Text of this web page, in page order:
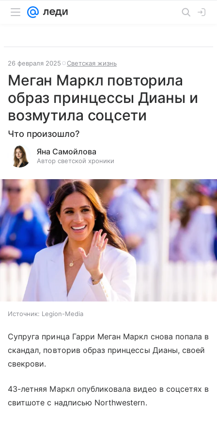
26 февраля 2025 Светская жизнь
Меган Маркл повторила
образ принцессы Дианы и
возмутила соцсети
Что произошло?
Яна Самойлова
Автор светской хроники
Источник: Legion-Media
Супруга принца Гарри Меган Маркл снова попала в
скандал, повторив образ принцессы Дианы, своей
свекрови.
43-летняя Маркл опубликовала видео в соцсетях в
свитшоте с надписью Northwestern.